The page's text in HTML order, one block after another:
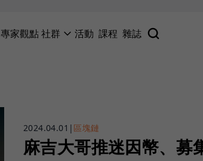
專家觀點社群 活動 課程 雜誌
2024.04.01 | 區塊鏈
麻吉大哥推迷因幣、募